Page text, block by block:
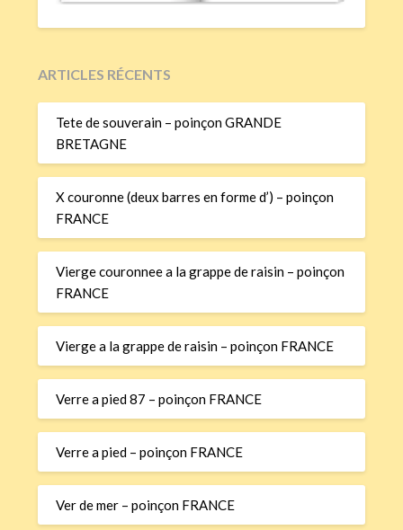
ARTICLES RÉCENTS
Tete de souverain – poinçon GRANDE
BRETAGNE
X couronne (deux barres en forme d’) – poinçon
FRANCE
Vierge couronnee a la grappe de raisin – poinçon
FRANCE
Vierge a la grappe de raisin – poinçon FRANCE
Verre a pied 87 – poinçon FRANCE
Verre a pied – poinçon FRANCE
Ver de mer – poinçon FRANCE